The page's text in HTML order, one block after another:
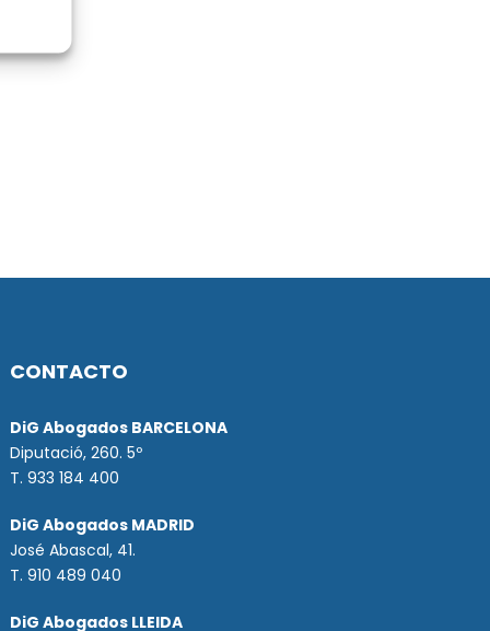
CONTACTO
DiG Abogados BARCELONA
Diputació, 260. 5º
T. 933 184 400
DiG Abogados MADRID
José Abascal, 41.
T.910 489 040
DiG Abogados LLEIDA